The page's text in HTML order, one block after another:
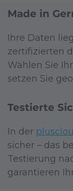
Made in
Ihre Daten
zertifizierten
Wählen Sie
setzen Sie
Testierte
In der
sicher – das
Testierung
garantieren